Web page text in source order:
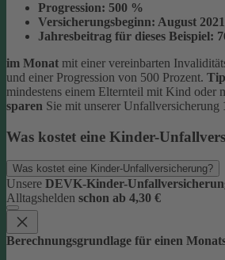
Progression: 500 %
Versicherungsbeginn: August 2021
Jahresbeitrag für dieses Beispiel:
im Monat mit einer vereinbarten
und einer Progression von 500 Prozent.
mindestens einem Elternteil mit Kind oder
sparen Sie mit unserer Unfallversicherung
Was kostet eine Kinder-
Was kostet eine Kinder-Unfallversicherung?
Unsere DEVK-Kinder-
Alltagshelden schon ab 4,30 €
Berechnungsgrundlage für einen